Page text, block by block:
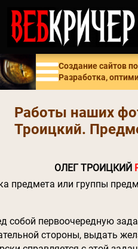
Создание сайтов
Разработка,
Работы наших
Троицкий.
ОЛЕГ ТРОИЦКИЙ
предмета или группы
собой первоочередную
стороны, выдать